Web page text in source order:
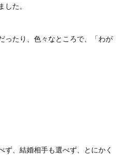
た。
ったり、色々なところで、「わが
ず、結婚相手も選べず、とにかく